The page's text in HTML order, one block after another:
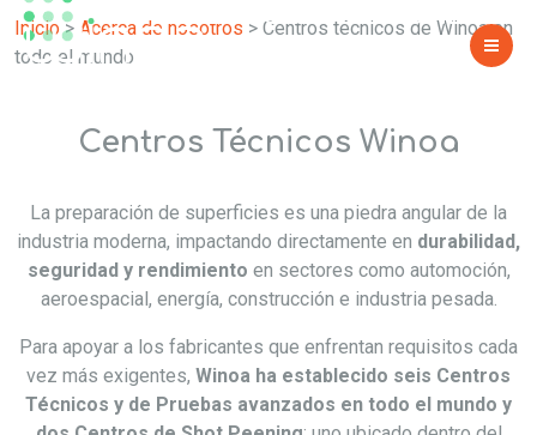
WINOA EN TODO EL MUNDO
Inicio> Acerca de nosotros > Centros técnicos de Winoa en
todo el mundo
Centros Técnicos Winoa
La preparación de superficies es una piedra angular de la
industria moderna, impactando directamente en durabilidad,
seguridad y rendimiento en sectores como automoción,
aeroespacial, energía, construcción e industria pesada.
Para apoyar a los fabricantes que enfrentan requisitos cada
vez más exigentes, Winoa ha establecido seis Centros
Técnicos y de Pruebas avanzados en todo el mundo y